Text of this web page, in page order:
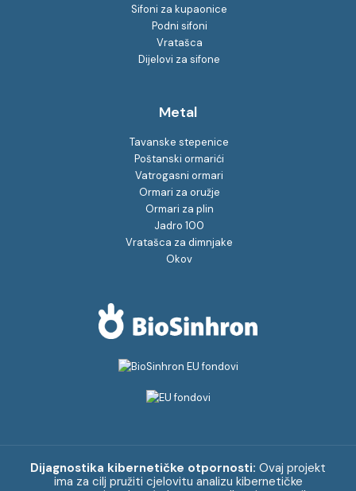
Sifoni za kupaonice
Podni sifoni
Vratašca
Dijelovi za sifone
Metal
Tavanske stepenice
Poštanski ormarići
Vatrogasni ormari
Ormari za oružje
Ormari za plin
Jadro 100
Vratašca za dimnjake
Okov
Dijagnostika kibernetičke otpornosti: Ovaj projekt
ima za cilj pružiti cjelovitu analizu kibernetičke